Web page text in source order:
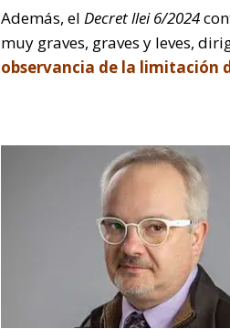
Además, el Decret llei 6/2024
muy graves, graves y leves,
observancia de la limitación